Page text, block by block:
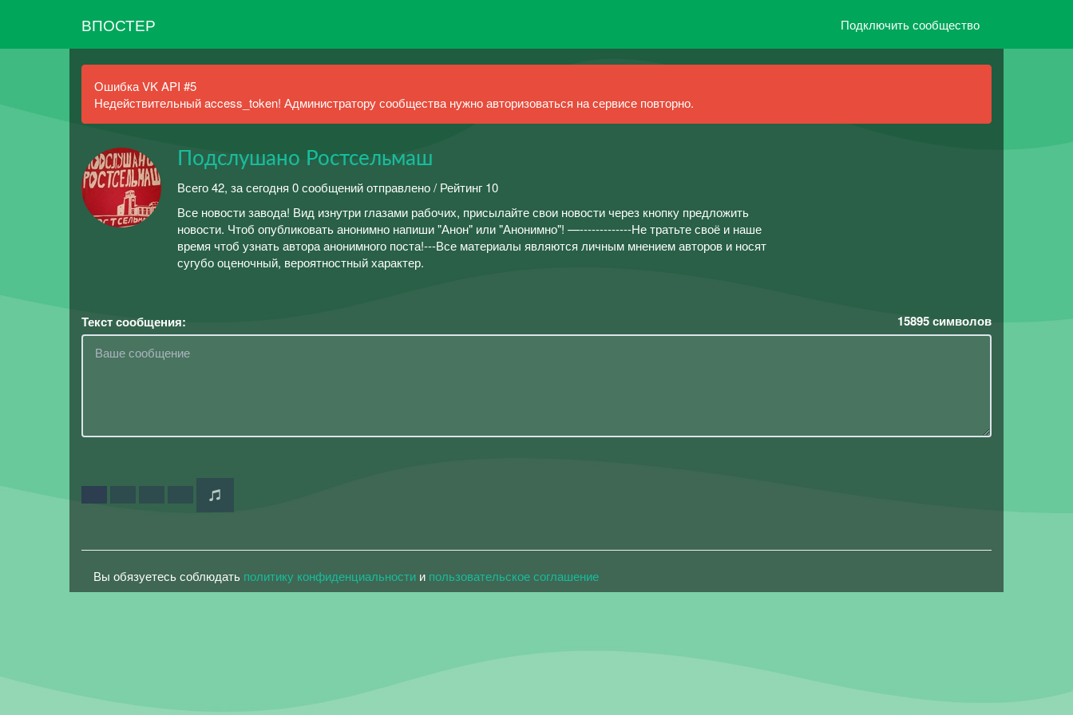
ВПОСТЕР Подключить сообщество
Ошибка VK API #5
Недействительный access_token! Администратору сообщества нужно авторизоваться на сервисе повторно.
Подслушано Ростсельмаш
Всего 42, за сегодня 0 сообщений отправлено / Рейтинг 10
Все новости завода! Вид изнутри глазами рабочих, присылайте свои новости через кнопку предложить
новости. Чтоб опубликовать анонимно напиши "Анон" или "Анонимно"! —-------------Не тратьте своё и наше
время чтоб узнать автора анонимного поста!---Все материалы являются личным мнением авторов и носят
сугубо оценочный, вероятностный характер.
Текст сообщения: 15895символов
Вы обязуетесь соблюдать политику конфиденциальности и пользовательское соглашение